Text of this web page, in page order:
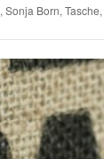
, Sonja Born, Tasche,